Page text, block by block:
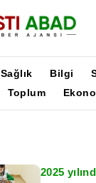
Sağlık Bilgi
Toplum
2025